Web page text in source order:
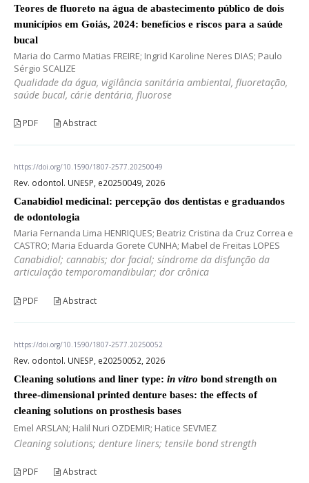
Teores de fluoreto na água de abastecimento público de dois
municípios em Goiás, 2024: benefícios e riscos para a saúde
bucal
Maria do Carmo Matias FREIRE; Ingrid Karoline Neres DIAS; Paulo
Sérgio SCALIZE
Qualidade da água, vigilância sanitária ambiental, fluoretação,
saúde bucal, cárie dentária, fluorose
PDF Abstract
https://doi.org/10.1590/1807-2577.20250049
Rev. odontol. UNESP, e20250049, 2026
Canabidiol medicinal: percepção dos dentistas e graduandos
de odontologia
Maria Fernanda Lima HENRIQUES; Beatriz Cristina da Cruz Correa e
CASTRO; Maria Eduarda Gorete CUNHA; Mabel de Freitas LOPES
Canabidiol; cannabis; dor facial; síndrome da disfunção da
articulação temporomandibular; dor crônica
PDF Abstract
https://doi.org/10.1590/1807-2577.20250052
Rev. odontol. UNESP, e20250052, 2026
Cleaning solutions and liner type: in vitro bond strength on
three-dimensional printed denture bases: the effects of
cleaning solutions on prosthesis bases
Emel ARSLAN; Halil Nuri OZDEMIR; Hatice SEVMEZ
Cleaning solutions; denture liners; tensile bond strength
PDF Abstract